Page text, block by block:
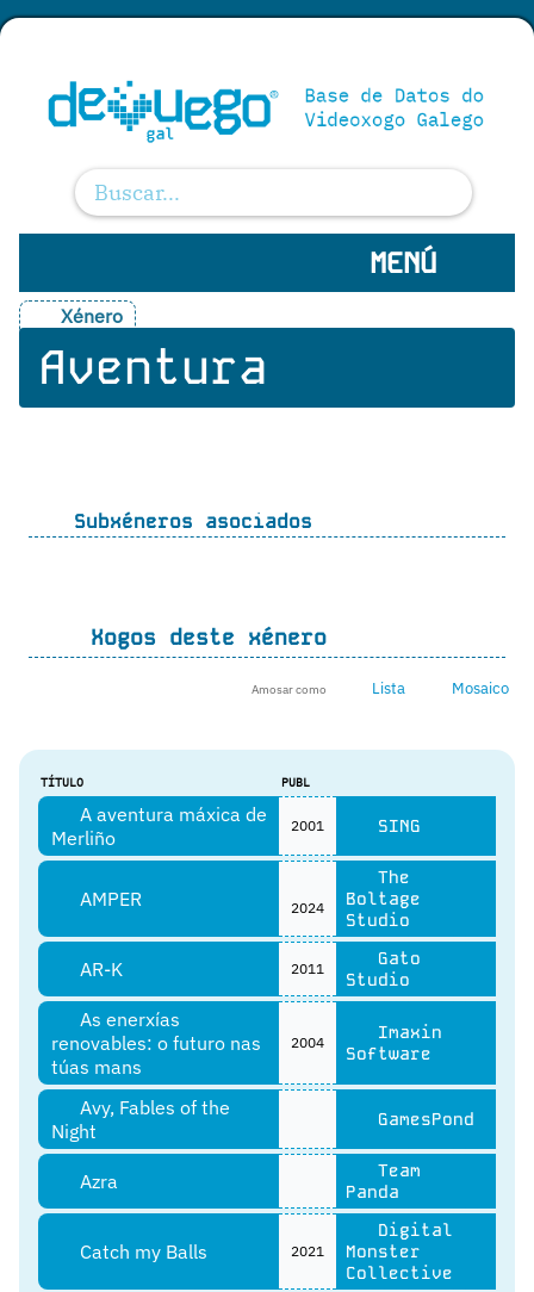
MENÚ
Xénero
Aventura
Subxéneros asociados
Xogos deste xénero
Amosar como Lista Mosaico
TÍTULO PUBL
A aventura máxica de
Merliño
2001 SING
AMPER 2024
The
Boltage
Studio
AR-K 2011
Gato
Studio
As enerxías
renovables: o futuro nas
túas mans
2004
Imaxin
Software
Avy, Fables of the
Night
GamesPond
Azra
Team
Panda
Catch my Balls 2021
Digital
Monster
Collective